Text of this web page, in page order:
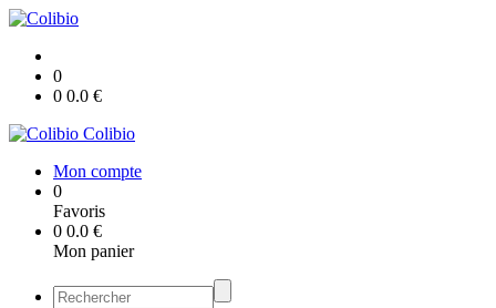
0
0 0.0 €
Colibio
Mon compte
0
Favoris
0 0.0 €
Mon panier